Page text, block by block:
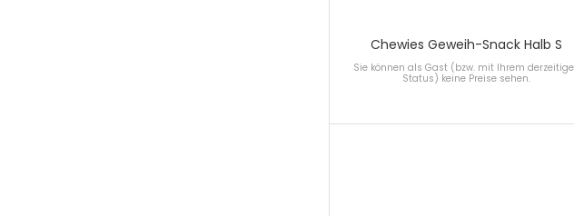
Chewies Geweih-Snack Halb S
Sie können als Gast (bzw. mit Ihrem
Status) keine Preise sehen.